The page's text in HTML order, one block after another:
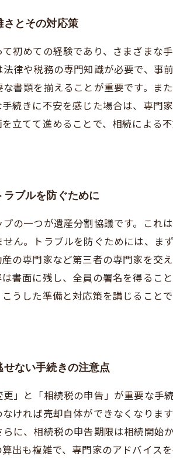
さとその対応策
初めての経験であり、さまざま
律や税務の専門知識が必要で、
書類を揃えることが重要です。
続きに不安を感じた場合は、専門
立てて進めることで、相続による
ブルを防ぐために
の一つが遺産分割協議です。こ
ん。トラブルを防ぐためには、
の専門家など第三者の専門家を
書面に残し、全員の署名を得るこ
うした準備と対応策を講じるこ
ない手続きの注意点
」と「相続税の申告」が重要な
ければ売却自体ができなくなり
に、相続税の申告期限は相続開
出も複雑で、専門家のアドバイス